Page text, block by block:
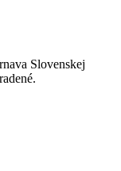
Slovenskej